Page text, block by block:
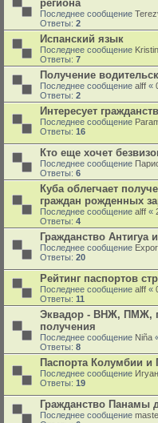
региона
Последнее сообщение
Ответы: 2
Испанский язык
Последнее сообщение
Ответы: 7
Получение
Последнее сообщение alff «
Ответы: 2
Интересует
Последнее сообщение
Ответы: 16
Кто еще хочет
Последнее сообщение
Ответы: 6
Куба облегчает
граждан рожденных
Последнее сообщение alff «
Ответы: 4
Гражданство Антигуа
Последнее сообщение
Ответы: 20
Рейтинг паспортов
Последнее сообщение alff «
Ответы: 11
Эквадор - ВНЖ, ПМЖ,
получения
Последнее сообщение Niña
Ответы: 8
Паспорта Колумбии и
Последнее сообщение
Ответы: 19
Гражданство Панамы
Последнее сообщение